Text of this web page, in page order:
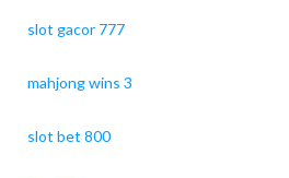
slot gacor 777
mahjong wins 3
slot bet 800